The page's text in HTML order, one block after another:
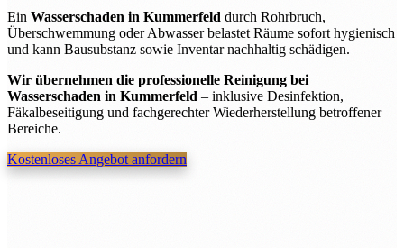
Ein Wasserschaden in Kummerfeld durch Rohrbruch,
Überschwemmung oder Abwasser belastet Räume sofort hygienisch
und kann Bausubstanz sowie Inventar nachhaltig schädigen.
Wir übernehmen die professionelle Reinigung bei
Wasserschaden in Kummerfeld– inklusive Desinfektion,
Fäkalbeseitigung und fachgerechter Wiederherstellung betroffener
Bereiche.
Kostenloses Angebot anfordern